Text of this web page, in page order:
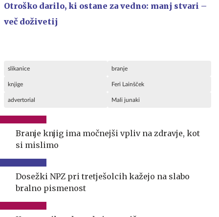
Otroško darilo, ki ostane za vedno: manj stvari –
več doživetij
slikanice branje
knjige Feri Lainšček
advertorial Mali junaki
Branje knjig ima močnejši vpliv na zdravje, kot
si mislimo
Dosežki NPZ pri tretješolcih kažejo na slabo
bralno pismenost